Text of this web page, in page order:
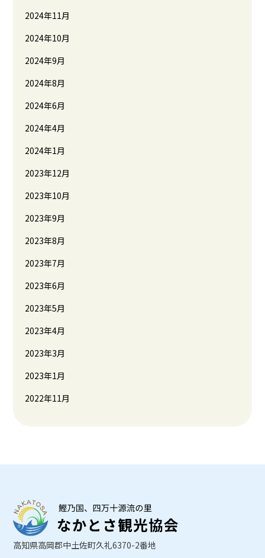
2024年11月
2024年10月
2024年9月
2024年8月
2024年6月
2024年4月
2024年1月
2023年12月
2023年10月
2023年9月
2023年8月
2023年7月
2023年6月
2023年5月
2023年4月
2023年3月
2023年1月
2022年11月
高知県高岡郡中土佐町久礼6370-2番地